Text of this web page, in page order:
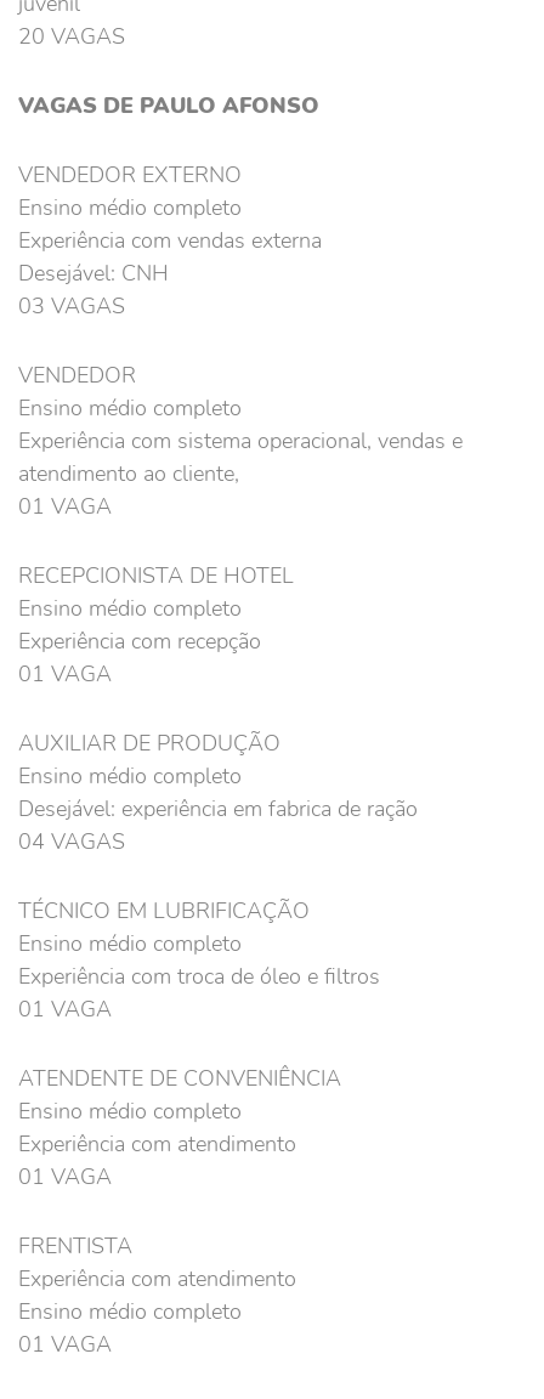
20 VAGAS
VAGAS DE PAULO AFONSO
VENDEDOR EXTERNO
Ensino médio completo
Experiência com vendas externa
Desejável: CNH
03 VAGAS
VENDEDOR
Ensino médio completo
Experiência com sistema operacional, vendas e
atendimento ao cliente,
01 VAGA
RECEPCIONISTA DE HOTEL
Ensino médio completo
Experiência com recepção
01 VAGA
AUXILIAR DE PRODUÇÃO
Ensino médio completo
Desejável: experiência em fabrica de ração
04 VAGAS
TÉCNICO EM LUBRIFICAÇÃO
Ensino médio completo
Experiência com troca de óleo e filtros
01 VAGA
ATENDENTE DE CONVENIÊNCIA
Ensino médio completo
Experiência com atendimento
01 VAGA
FRENTISTA
Experiência com atendimento
Ensino médio completo
01 VAGA